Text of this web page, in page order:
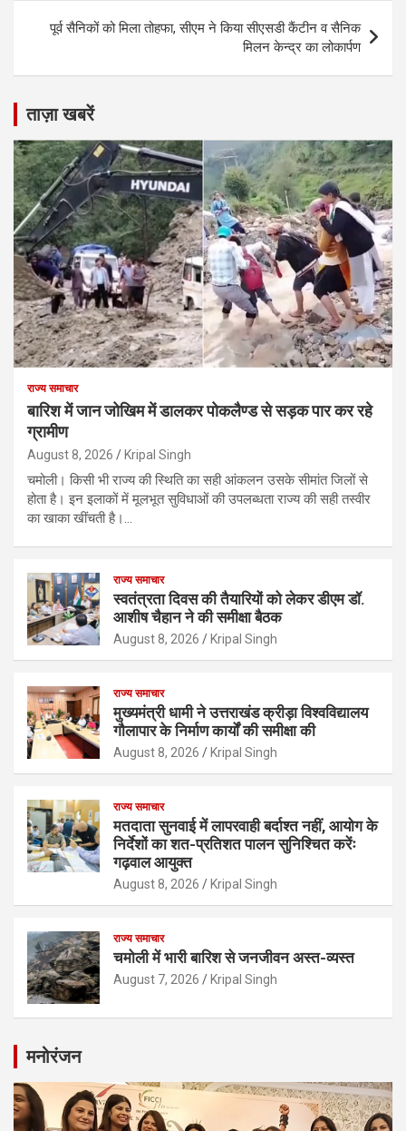
पूर्व सैनिकों को मिला तोहफा, सीएम ने किया सीएसडी कैंटीन व सैनिक
मिलन केन्द्र का लोकार्पण
ताज़ा खबरें
राज्य समाचार
बारिश में जान जोखिम में डालकर पोकलैण्ड से सड़क पार कर रहे
ग्रामीण
August 8, 2026 Kripal Singh
चमोली। किसी भी राज्य की स्थिति का सही आंकलन उसके सीमांत जिलों से
होता है। इन इलाकों में मूलभूत सुविधाओं की उपलब्धता राज्य की सही तस्वीर
का खाका खींचती है।…
राज्य समाचार
स्वतंत्रता दिवस की तैयारियों को लेकर डीएम डॉ.
आशीष चैहान ने की समीक्षा बैठक
August 8, 2026 Kripal Singh
राज्य समाचार
मुख्यमंत्री धामी ने उत्तराखंड क्रीड़ा विश्वविद्यालय
गौलापार के निर्माण कार्यों की समीक्षा की
August 8, 2026 Kripal Singh
राज्य समाचार
मतदाता सुनवाई में लापरवाही बर्दाश्त नहीं, आयोग के
निर्देशों का शत-प्रतिशत पालन सुनिश्चित करेंः
गढ़वाल आयुक्त
August 8, 2026 Kripal Singh
राज्य समाचार
चमोली में भारी बारिश से जनजीवन अस्त-व्यस्त
August 7, 2026 Kripal Singh
मनोरंजन